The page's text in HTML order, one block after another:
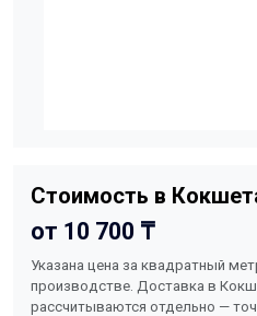
Стоимость в
от 10 700 ₸
Указана цена за квадратный
производстве. Доставка в
рассчитываются отдельно —